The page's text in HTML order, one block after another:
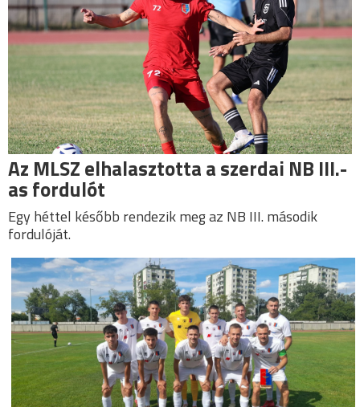
Az MLSZ elhalasztotta a szerdai NB III.-
as fordulót
Egy héttel később rendezik meg az NB III. második
fordulóját.